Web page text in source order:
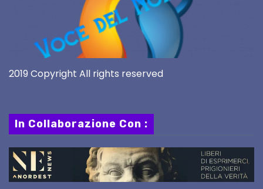
2019 Copyright All rights reserved
In Collaborazione Con :